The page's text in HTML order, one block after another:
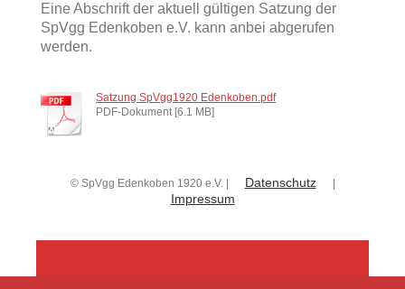
Eine Abschrift der aktuell gültigen Satzung der
SpVgg Edenkoben e.V. kann anbei abgerufen
werden.
Satzung SpVgg1920 Edenkoben.pdf
PDF-Dokument [6.1 MB]
© SpVgg Edenkoben 1920 e.V. | Datenschutz
Impressum